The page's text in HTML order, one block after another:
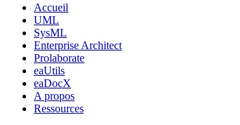
Accueil
UML
SysML
Enterprise Architect
Prolaborate
eaUtils
eaDocX
A propos
Ressources